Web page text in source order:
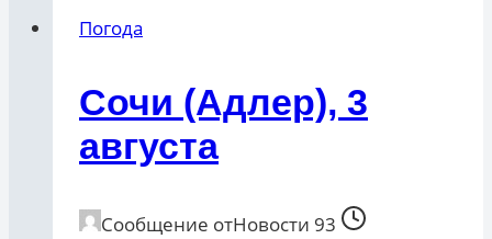
Погода
Сочи (Адлер), 3
августа
Сообщение отНовости 93